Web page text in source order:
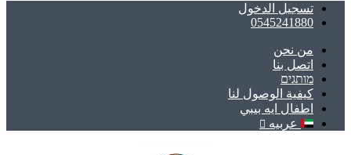
تسجيل الدخول
0545241880
ﻣﻦ ﻧﺤﻦ
اتصل بنا
מותגים
كيفية الوصول لنا
اطفال ايه بيبي
عربيه